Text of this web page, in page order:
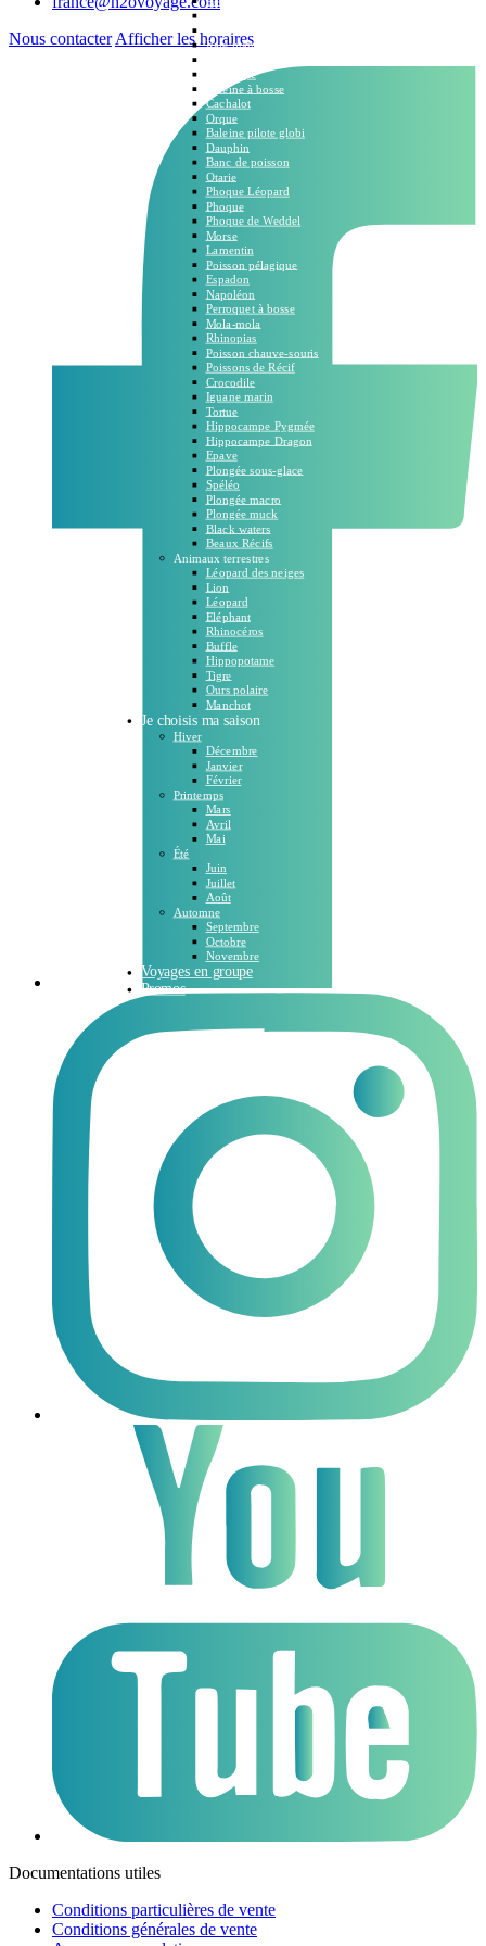
Nous contacter Afficher les horaires
Documentations utiles
Conditions particulières de vente
Conditions générales de vente
Requin Ferox
Raie manta
Raie aigle
Baleine à bosse
Cachalot
Orque
Baleine pilote globi
Dauphin
Banc de poisson
Otarie
Phoque Léopard
Phoque
Phoque de Weddel
Morse
Lamentin
Poisson pélagique
Espadon
Napoléon
Perroquet à bosse
Mola-mola
Rhinopias
Poisson chauve-souris
Poissons de Récif
Crocodile
Iguane marin
Tortue
Hippocampe Pygmée
Hippocampe Dragon
Epave
Plongée sous-glace
Spéléo
Plongée macro
Plongée muck
Black waters
Beaux Récifs
Animaux terrestres
Léopard des neiges
Lion
Léopard
Eléphant
Rhinocéros
Buffle
Hippopotame
Tigre
Ours polaire
Manchot
Je choisis ma saison
Hiver
Décembre
Janvier
Février
Printemps
Mars
Avril
Mai
Été
Juin
Juillet
Août
Automne
Septembre
Octobre
Novembre
Voyages en groupe
Promos